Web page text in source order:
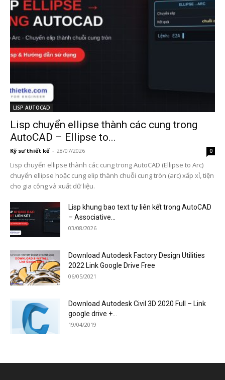
LISP AUTOCAD
Lisp chuyển ellipse thành các cung trong
AutoCAD – Ellipse to...
Kỹ sư thiết kế - 28/07/2026 0
Lisp chuyển ellipse thành các cung trong AutoCAD (Ellipse to Arc)
chuyển ellipse hoặc cung elip thành chuỗi cung tròn (arc) xấp xỉ, tiện
cho gia công và xuất dữ liệu.
Lisp khung bao text tự liên kết trong AutoCAD
– Associative...
03/08/2026
Download Autodesk Factory Design Utilities
2022 Link Google Drive Free
06/05/2021
Download Autodesk Civil 3D 2020 Full – Link
google drive +...
19/04/2019